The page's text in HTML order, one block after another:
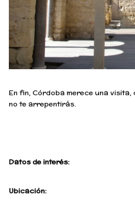
En fin, Córdoba merece una
no te arrepentirás.
Datos de interés:
Ubicación: